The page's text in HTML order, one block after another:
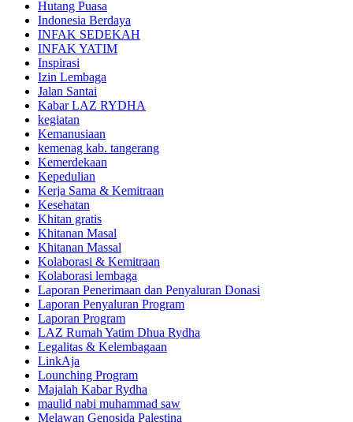
Hutang Puasa
Indonesia Berdaya
INFAK SEDEKAH
INFAK YATIM
Inspirasi
Izin Lembaga
Jalan Santai
Kabar LAZ RYDHA
kegiatan
Kemanusiaan
kemenag kab. tangerang
Kemerdekaan
Kepedulian
Kerja Sama & Kemitraan
Kesehatan
Khitan gratis
Khitanan Masal
Khitanan Massal
Kolaborasi & Kemitraan
Kolaborasi lembaga
Laporan Penerimaan dan Penyaluran Donasi
Laporan Penyaluran Program
Laporan Program
LAZ Rumah Yatim Dhua Rydha
Legalitas & Kelembagaan
LinkAja
Lounching Program
Majalah Kabar Rydha
maulid nabi muhammad saw
Melawan Genosida Palestina